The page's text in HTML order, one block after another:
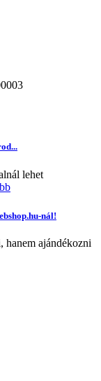
lehet
nál!
hanem ajándékozni